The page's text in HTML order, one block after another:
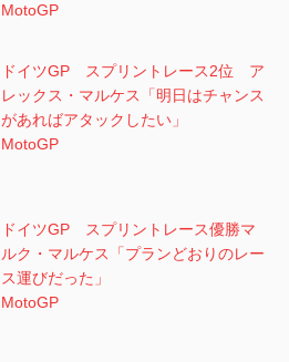
MotoGP
ドイツGP スプリントレース2位 ア
レックス・マルケス「明日はチャンス
があればアタックしたい」
MotoGP
ドイツGP スプリントレース優勝マ
ルク・マルケス「プランどおりのレー
ス運びだった」
MotoGP